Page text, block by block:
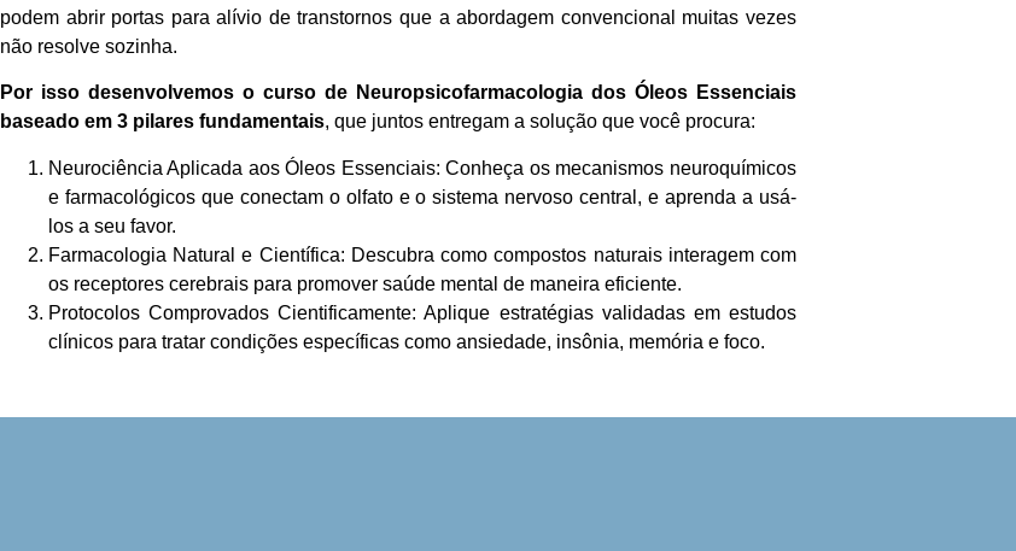
podem abrir portas para alívio de transtornos que a abordagem convencional muitas vezes
não resolve sozinha.
Por isso desenvolvemos o curso de Neuropsicofarmacologia dos Óleos Essenciais
baseado em 3 pilares fundamentais, que juntos entregam a solução que você procura:
Neurociência Aplicada aos Óleos Essenciais: Conheça os mecanismos neuroquímicos
e farmacológicos que conectam o olfato e o sistema nervoso central, e aprenda a usá-
los a seu favor.
Farmacologia Natural e Científica: Descubra como compostos naturais interagem com
os receptores cerebrais para promover saúde mental de maneira eficiente.
Protocolos Comprovados Cientificamente: Aplique estratégias validadas em estudos
clínicos para tratar condições específicas como ansiedade, insônia, memória e foco.